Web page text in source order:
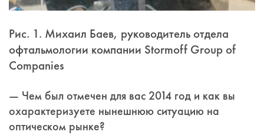
Рис. 1. Михаил Баев, руководитель отдела
офтальмологии компании Stormoff Group of
Companies
— Чем был отмечен для вас 2014 год и как вы
охарактеризуете нынешнюю ситуацию на
оптическом рынке?